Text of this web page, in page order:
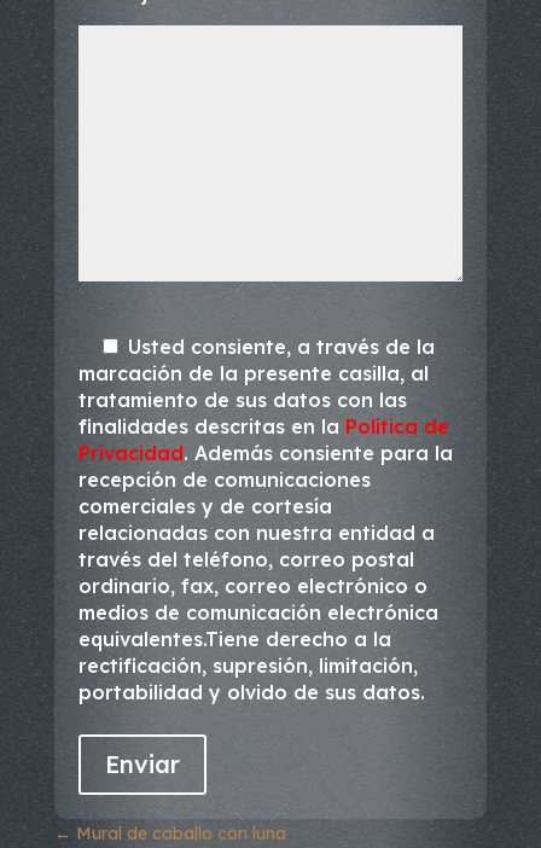
Usted consiente, a través de la
marcación de la presente casilla, al
tratamiento de sus datos con las
finalidades descritas en la Política de
Privacidad. Además consiente para la
recepción de comunicaciones
comerciales y de cortesía
relacionadas con nuestra entidad a
través del teléfono, correo postal
ordinario, fax, correo electrónico o
medios de comunicación electrónica
equivalentes.Tiene derecho a la
rectificación, supresión, limitación,
portabilidad y olvido de sus datos.
← Mural de caballo con luna